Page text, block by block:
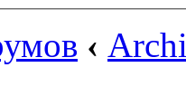
‹